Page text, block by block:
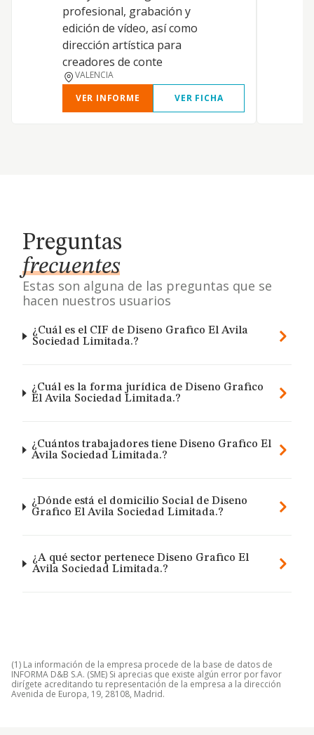
profesional, grabación y
edición de vídeo, así como
dirección artística para
creadores de conte
VALENCIA
VER INFORME
VER FICHA
Preguntas
frecuentes
Estas son alguna de las preguntas que se
hacen nuestros usuarios
¿Cuál es el CIF de Diseno Grafico El Avila
Sociedad Limitada.?
¿Cuál es la forma jurídica de Diseno Grafico
El Avila Sociedad Limitada.?
¿Cuántos trabajadores tiene Diseno Grafico El
Avila Sociedad Limitada.?
¿Dónde está el domicilio Social de Diseno
Grafico El Avila Sociedad Limitada.?
¿A qué sector pertenece Diseno Grafico El
Avila Sociedad Limitada.?
(1) La información de la empresa procede de la base de datos de
INFORMA D&B S.A. (SME) Si aprecias que existe algún error por favor
dirígete acreditando tu representación de la empresa a la dirección
Avenida de Europa, 19, 28108, Madrid.